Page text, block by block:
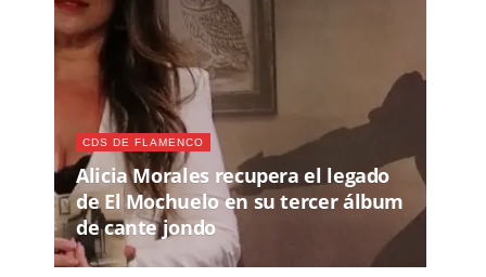
CDS DE FLAMENCO
Alicia Morales recupera el legado
de El Mochuelo en su tercer álbum
de cante jondo